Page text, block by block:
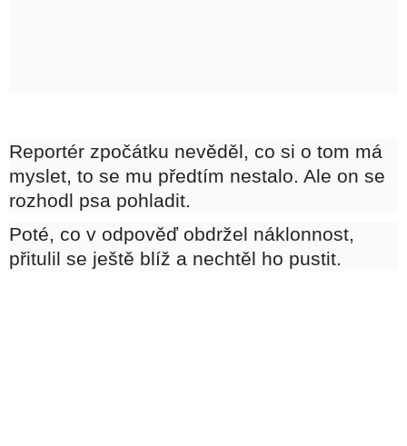
Reportér zpočátku nevěděl, co si o tom má
myslet, to se mu předtím nestalo. Ale on se
rozhodl psa pohladit.
Poté, co v odpověď obdržel náklonnost,
přitulil se ještě blíž a nechtěl ho pustit.